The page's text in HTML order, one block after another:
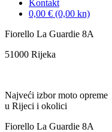
Kontakt
0,00 € (0,00 kn)
Skip
content
Fiorello La Guardie 8A
51000 Rijeka
Najveći izbor moto opreme
u Rijeci i okolici
Fiorello La Guardie 8A